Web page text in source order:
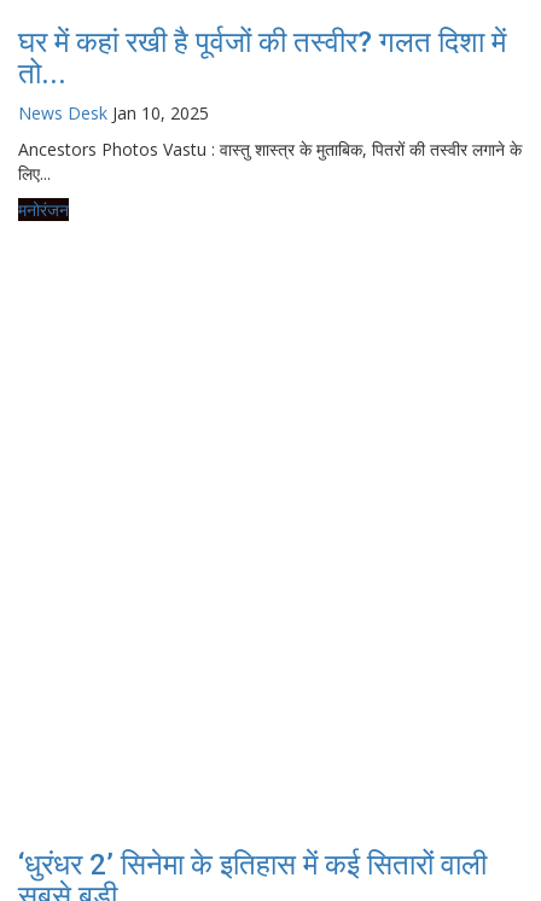
घर में कहां रखी है पूर्वजों की तस्वीर? गलत दिशा में
तो...
News Desk Jan 10, 2025
Ancestors Photos Vastu : वास्तु शास्त्र के मुताबिक, पितरों की तस्वीर लगाने के
लिए...
मनोरंजन
‘धुरंधर 2’ सिनेमा के इतिहास में कई सितारों वाली